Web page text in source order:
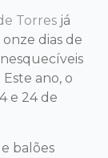
Torres já
dias de
ano, o
e 24 de
balões